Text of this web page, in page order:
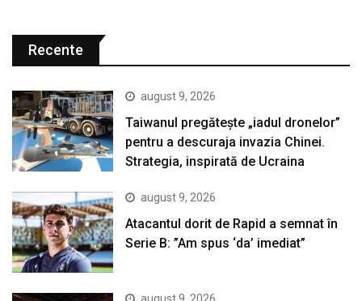
Recente
august 9, 2026
Taiwanul pregătește „iadul dronelor”
pentru a descuraja invazia Chinei.
Strategia, inspirată de Ucraina
august 9, 2026
Atacantul dorit de Rapid a semnat în
Serie B: ”Am spus ‘da’ imediat”